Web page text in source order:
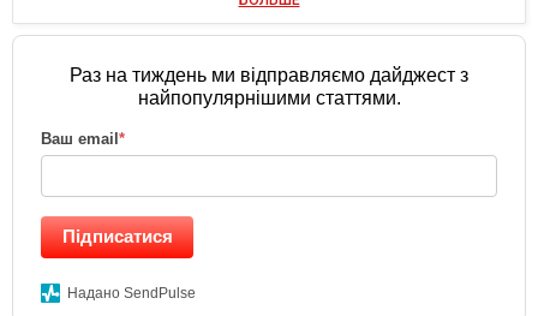
Раз на тиждень ми відправляємо дайджест з
найпопулярнішими статтями.
Ваш email *
Підписатися
Надано SendPulse